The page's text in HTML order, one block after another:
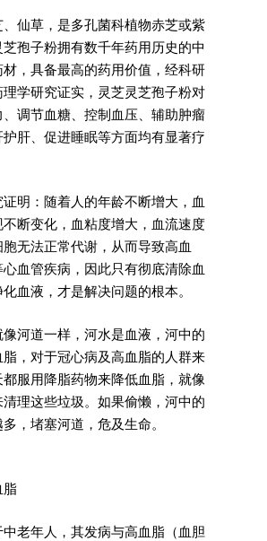
、仙草，是多孔菌科植物赤芝或紫
孢子粉拥有数千年药用历史的中
，具备最高的药用价值，经科研
学研究证实，灵芝灵芝孢子粉对
调节血糖、控制血压、辅助肿瘤
肝、促进睡眠等方面均有显著疗
明：随着人的年龄不断增大，血
断变化，血粘度增大，血流速度
无法正常代谢，从而导致高血
血管疾病，因此只有彻底清除血
血液，才是解决问题的根本。
像河道一样，河水是血液，河中的
，对于冠心病及高血脂的人群来
服用降脂药物来降低血脂，就像
理这些垃圾。如果偷懒，河中的
，堵塞河道，危及生命。
脂
老年人，其发病与高血脂（血胆